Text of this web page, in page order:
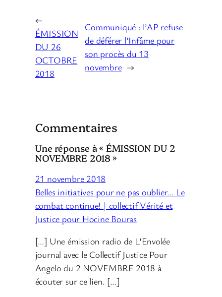
←
ÉMISSION
DU 26
OCTOBRE
2018
Communiqué : l’AP refuse
de déférer l’Infâme pour
son procès du 13
novembre →
Commentaires
Une réponse à « ÉMISSION DU 2
NOVEMBRE 2018 »
21 novembre 2018
Belles initiatives pour ne pas oublier… Le
combat continue! | collectif Vérité et
Justice pour Hocine Bouras
[…] Une émission radio de L’Envolée
journal avec le Collectif Justice Pour
Angelo du 2 NOVEMBRE 2018 à
écouter sur ce lien. […]